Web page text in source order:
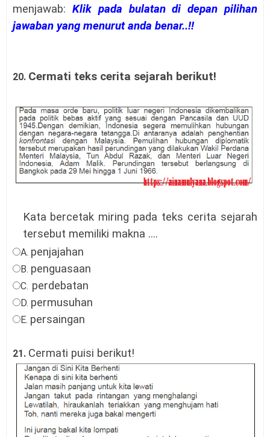
menjawab: Klik pada bulatan di depan pilihan
jawaban yang menurut anda benar..!!
20. Cermati teks cerita sejarah berikut!
Kata bercetak miring pada teks cerita sejarah
tersebut memiliki makna ....
A. penjajahan
B. penguasaan
C. perdebatan
D. permusuhan
E. persaingan
21. Cermati puisi berikut!